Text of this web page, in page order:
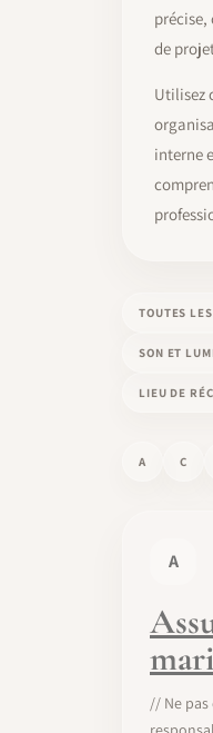
de
Utilisez
interne
TOUTES
SON ET
LIEU DE
A C
A
// Ne